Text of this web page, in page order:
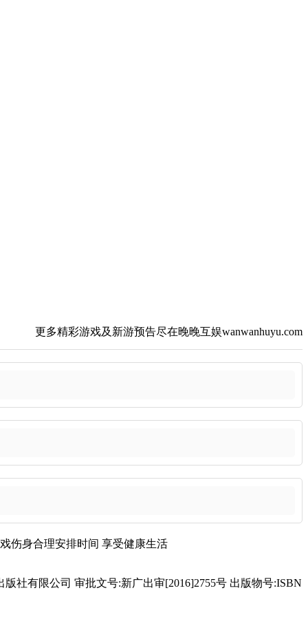
更多精彩游戏及新游预告尽在晚晚互娱wanwanhuyu.com
伤身合理安排时间 享受健康生活
社有限公司 审批文号:新广出审[2016]2755号 出版物号:ISBN